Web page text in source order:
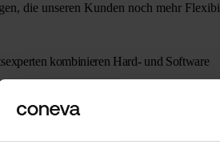
die unseren Kunden noch mehr
kombinieren Hard- und Software
in beiden Unternehmen fest verankert.
Netzkapazitätsprüfung,
Die hundertprozentige